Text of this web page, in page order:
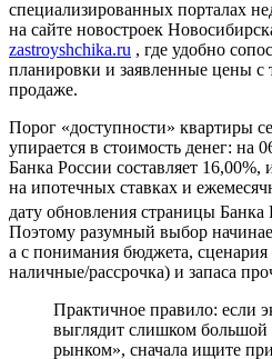
специализированных порталах
на сайте новостроек
zastroyshchika.ru , где удобно
планировки и заявленные цены с
продаже.
Порог «доступности» квартиры
упирается в стоимость денег: на
Банка России составляет
на ипотечных ставках и
дату обновления страницы
Поэтому разумный выбор
а с понимания бюджета,
наличные/рассрочка) и запаса
Практичное правило: если
выглядит слишком
рынком», сначала ищите